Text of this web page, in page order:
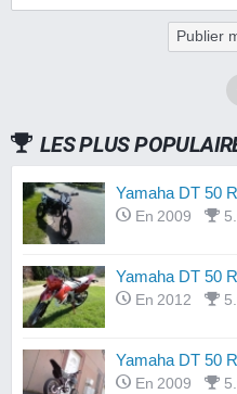
Publier
LES PLUS
Yamaha DT 50
En 2009
Yamaha DT 50
En 2012
Yamaha DT 50
En 2009